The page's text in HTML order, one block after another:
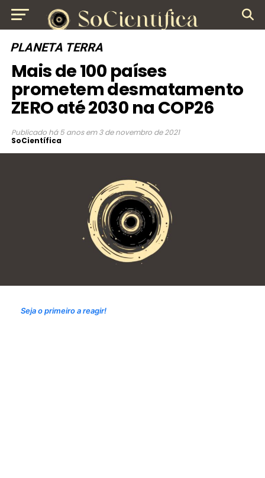
PLANETA TERRA
Mais de 100 países
prometem desmatamento
ZERO até 2030 na COP26
Publicado há 5 anos em 3 de novembro de 2021
SoCientífica
Seja o primeiro a reagir!